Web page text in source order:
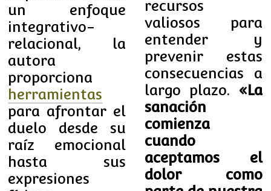
un enfoque
integrativo-
relacional, la
autora
proporciona
herramientas
para afrontar el
duelo desde su
raíz emocional
hasta sus
expresiones
recursos
valiosos para
entender y
prevenir estas
consecuencias a
largo plazo. «La
sanación
comienza
cuando
aceptamos el
dolor como